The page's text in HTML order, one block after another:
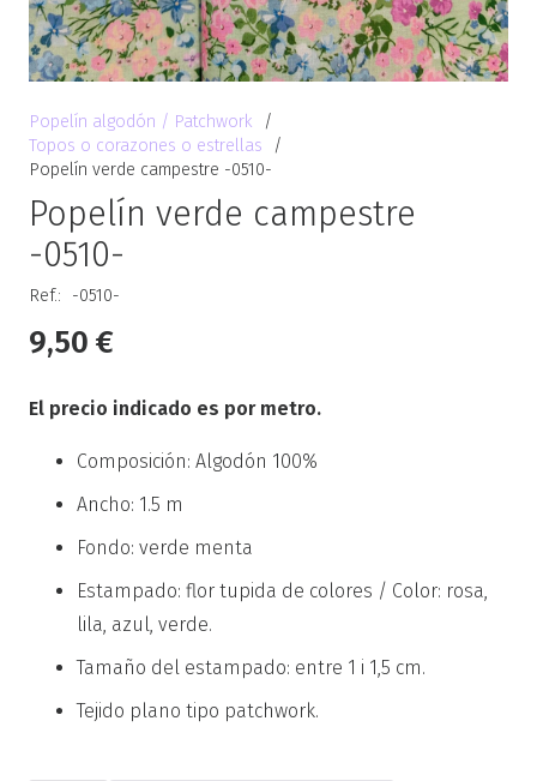
Popelín algodón / Patchwork
/
Topos o corazones o estrellas
/
Popelín verde campestre -0510-
Popelín verde campestre
-0510-
Ref.: -0510-
9,50 €
El precio indicado es por metro.
Composición: Algodón 100%
Ancho: 1.5 m
Fondo: verde menta
Estampado: flor tupida de colores / Color: rosa,
lila, azul, verde.
Tamaño del estampado: entre 1 i 1,5 cm.
Tejido plano tipo patchwork.